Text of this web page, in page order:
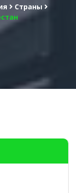
Cтраны